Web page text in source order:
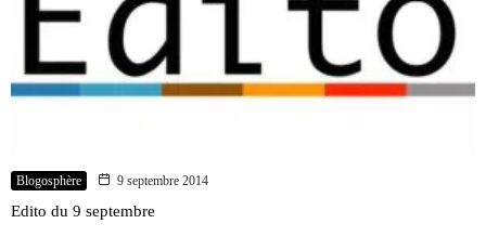
Blogosphère 9 septembre 2014
Edito du 9 septembre